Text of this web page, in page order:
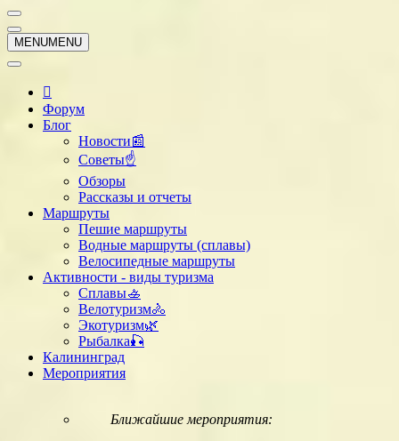
Меню
навигации
Меню
навигации
MENUMENU
Форум
Блог
Новости📰
Советы☝
Обзоры
Рассказы и отчеты
Маршруты
Пешие маршруты
Водные маршруты (сплавы)
Велосипедные маршруты
Активности - виды туризма
Сплавы🚣
Велотуризм🚴
Экотуризм🌿
Рыбалка🎣
Калининград
Мероприятия
Ближайшие мероприятия: